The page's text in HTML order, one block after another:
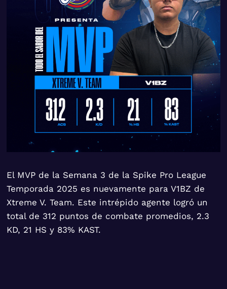
El MVP de la Semana 3 de la Spike Pro League
Temporada 2025 es nuevamente para V1BZ de
Xtreme V. Team. Este intrépido agente logró un
total de 312 puntos de combate promedios, 2.3
KD, 21 HS y 83% KAST.